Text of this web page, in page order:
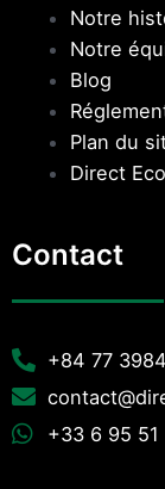
Notre
Notre
Blog
Plan du
Direct
Contact
+84 77
+33 6 95